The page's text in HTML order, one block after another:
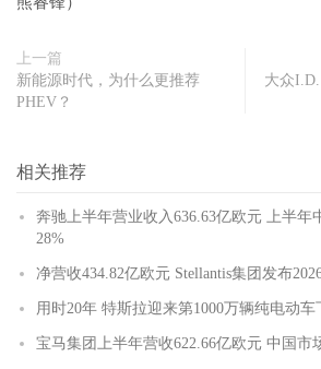
上一篇
新能源时代，为什么更推荐
PHEV？
大众
相关推荐
奔驰上半年营业收入636.63亿欧元 上半年
28%
净营收434.82亿欧元 Stellantis集团发布
用时20年 特斯拉迎来第1000万辆纯电动车
宝马集团上半年营收622.66亿欧元 中国市